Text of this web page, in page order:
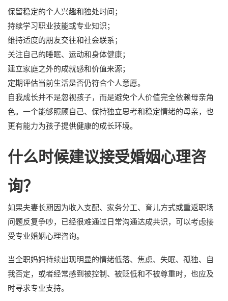
保留稳定的个人兴趣和独处时间；
持续学习职业技能或专业知识；
维持适度的朋友交往和社会联系；
关注自己的睡眠、运动和身体健康；
建立家庭之外的成就感和价值来源；
定期评估当前生活是否仍符合个人意愿。
自我成长并不是忽视孩子，而是避免个人价值完全依赖母亲角
色。一个能够照顾自己、保持独立思考和稳定情绪的母亲，也
更有能力为孩子提供健康的成长环境。
什么时候建议接受婚姻心理咨
询？
如果夫妻长期因为收入支配、家务分工、育儿方式或重返职场
问题反复争吵，已经很难通过日常沟通达成共识，可以考虑接
受专业婚姻心理咨询。
当全职妈妈持续出现明显的情绪低落、焦虑、失眠、孤独、自
我否定，或者经常感到被控制、被贬低和不被尊重时，也应及
时寻求专业支持。